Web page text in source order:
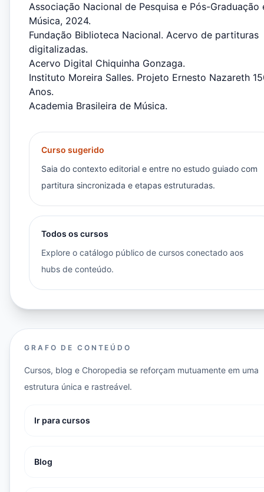
Associação Nacional de Pesquisa e Pós-Graduação
Música, 2024.
Fundação Biblioteca Nacional. Acervo de partituras
digitalizadas.
Acervo Digital Chiquinha Gonzaga.
Instituto Moreira Salles. Projeto Ernesto Nazareth
Anos.
Academia Brasileira de Música.
Curso sugerido
Saia do contexto editorial e entre no estudo guiado com
partitura sincronizada e etapas estruturadas.
Todos os cursos
Explore o catálogo público de cursos conectado aos
hubs de conteúdo.
GRAFO DE CONTEÚDO
Cursos, blog e Choropedia se reforçam mutuamente em uma
estrutura única e rastreável.
Ir para cursos
Blog